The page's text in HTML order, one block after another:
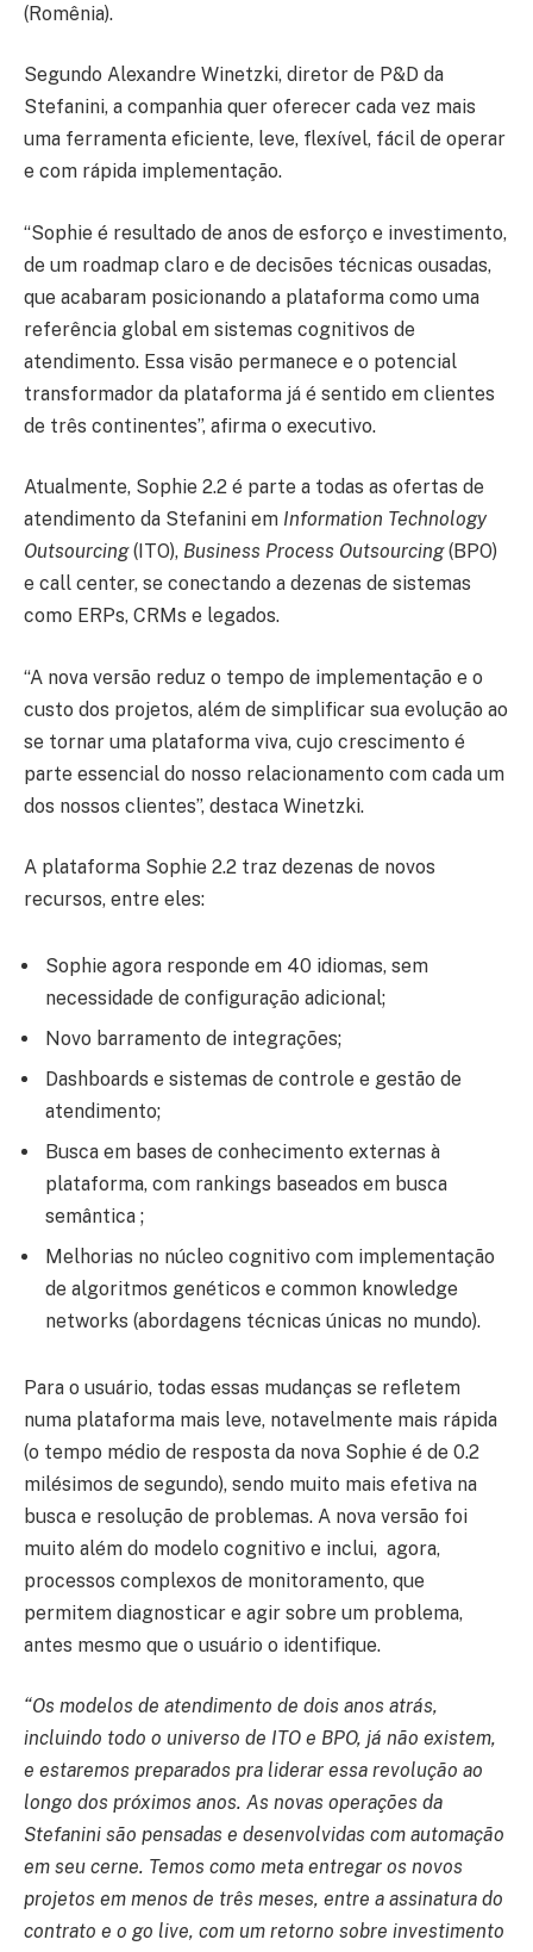
(Romênia).
Segundo Alexandre Winetzki, diretor de P&D da
Stefanini, a companhia quer oferecer cada vez mais
uma ferramenta eficiente, leve, flexível, fácil de operar
e com rápida implementação.
“Sophie é resultado de anos de esforço e investimento,
de um roadmap claro e de decisões técnicas ousadas,
que acabaram posicionando a plataforma como uma
referência global em sistemas cognitivos de
atendimento. Essa visão permanece e o potencial
transformador da plataforma já é sentido em clientes
de três continentes”, afirma o executivo.
Atualmente, Sophie 2.2 é parte a todas as ofertas de
atendimento da Stefanini em Information Technology
Outsourcing(ITO), Business Process Outsourcing(BPO)
e call center, se conectando a dezenas de sistemas
como ERPs, CRMs e legados.
“A nova versão reduz o tempo de implementação e o
custo dos projetos, além de simplificar sua evolução ao
se tornar uma plataforma viva, cujo crescimento é
parte essencial do nosso relacionamento com cada um
dos nossos clientes”, destaca Winetzki.
A plataforma Sophie 2.2 traz dezenas de novos
recursos, entre eles:
Sophie agora responde em 40 idiomas, sem
necessidade de configuração adicional;
Novo barramento de integrações;
Dashboards e sistemas de controle e gestão de
atendimento;
Busca em bases de conhecimento externas à
plataforma, com rankings baseados em busca
semântica ;
Melhorias no núcleo cognitivo com implementação
de algoritmos genéticos e common knowledge
networks (abordagens técnicas únicas no mundo).
Para o usuário, todas essas mudanças se refletem
numa plataforma mais leve, notavelmente mais rápida
(o tempo médio de resposta da nova Sophie é de 0.2
milésimos de segundo), sendo muito mais efetiva na
busca e resolução de problemas. A nova versão foi
muito além do modelo cognitivo e inclui, agora,
processos complexos de monitoramento, que
permitem diagnosticar e agir sobre um problema,
antes mesmo que o usuário o identifique.
“Os modelos de atendimento de dois anos atrás,
incluindo todo o universo de ITO e BPO, já não existem,
e estaremos preparados pra liderar essa revolução ao
longo dos próximos anos. As novas operações da
Stefanini são pensadas e desenvolvidas com automação
em seu cerne. Temos como meta entregar os novos
projetos em menos de três meses, entre a assinatura do
contrato e o go live, com um retorno sobre investimento